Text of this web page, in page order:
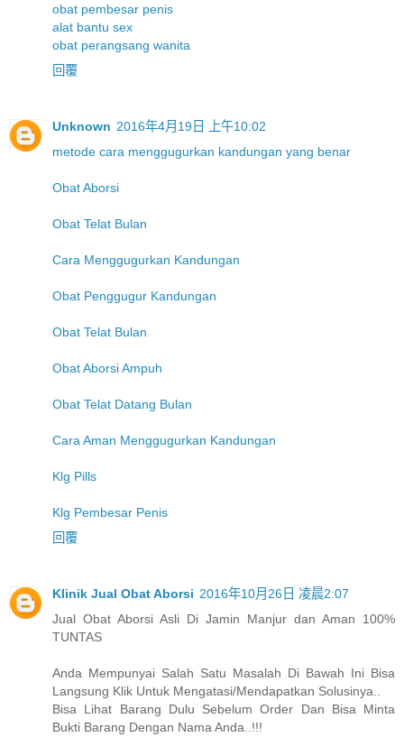
obat pembesar penis
alat bantu sex
obat perangsang wanita
回覆
Unknown 2016年4月19日 上午10:02
metode cara menggugurkan kandungan yang benar
Obat Aborsi
Obat Telat Bulan
Cara Menggugurkan Kandungan
Obat Penggugur Kandungan
Obat Telat Bulan
Obat Aborsi Ampuh
Obat Telat Datang Bulan
Cara Aman Menggugurkan Kandungan
Klg Pills
Klg Pembesar Penis
回覆
Klinik Jual Obat Aborsi 2016年10月26日 凌晨2:07
Jual Obat Aborsi Asli Di Jamin Manjur dan Aman 100%
TUNTAS
Anda Mempunyai Salah Satu Masalah Di Bawah Ini Bisa
Langsung Klik Untuk Mengatasi/Mendapatkan Solusinya..
Bisa Lihat Barang Dulu Sebelum Order Dan Bisa Minta
Bukti Barang Dengan Nama Anda..!!!